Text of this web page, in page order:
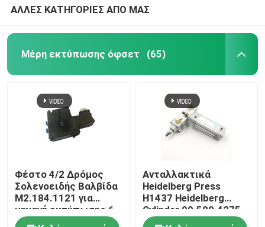
ΑΛΛΕΣ ΚΑΤΗΓΟΡΙΕΣ ΑΠΟ ΜΑΣ
Μέρη εκτύπωσης όφσετ (65)
Φέστο 4/2 Δρόμος
Σολενοειδής Βαλβίδα
M2.184.1121 για
μηχανή εκτύπωσης 6
mm Heidelberg Offset
Ανταλλακτικά
Heidelberg Press
H1437 Heidelberg
Cylinder 00.580.4275
Ink Cylinder SM/CD102